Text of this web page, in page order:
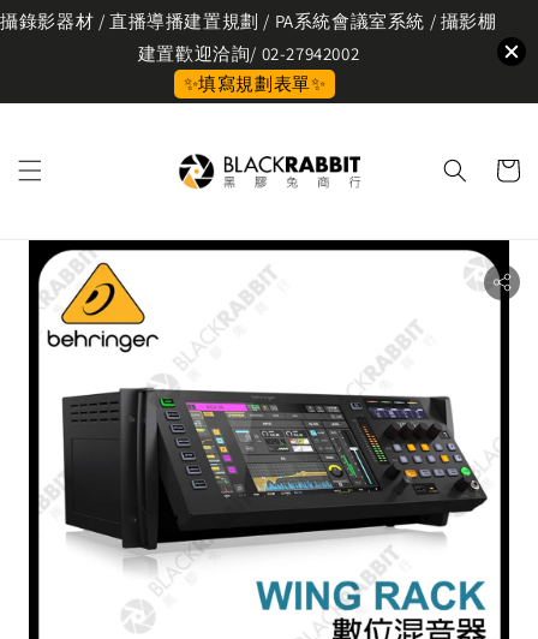
攝錄影器材 / 直播導播建置規劃 / PA系統會議室系統 / 攝影棚
建置歡迎洽詢/ 02-27942002
✨填寫規劃表單✨